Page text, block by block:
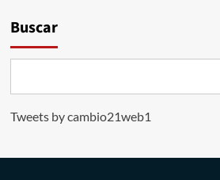
Buscar
Tweets by cambio21web1